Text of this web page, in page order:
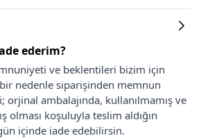
ederim?
ve beklentileri bizim için
nedenle siparişinden memnun
orjinal ambalajında, kullanılmamış ve
olması koşuluyla teslim aldığın
içinde iade edebilirsin.